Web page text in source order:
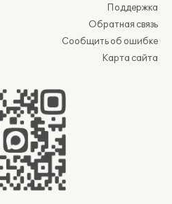
Поддержка
Обратная связь
Сообщить об ошибке
Карта сайта